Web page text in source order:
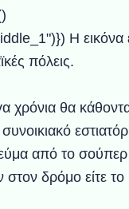
Η εικόνα
πόλεις.
χρόνια θα
από το σούπερ
στον δρόμο είτε το